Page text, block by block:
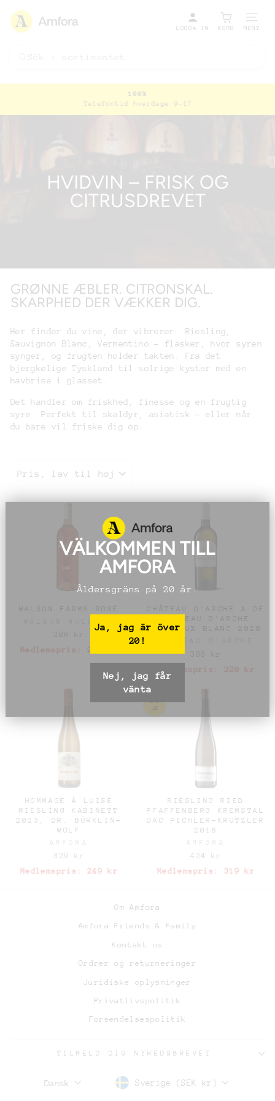
LOGGA IN KORG MENY
Pausa
100%
Telefontid hverdage 9-17
HVIDVIN – FRISK OG
CITRUSDREVET
GRØNNE ÆBLER. CITRONSKAL.
SKARPHED DER VÆKKER DIG.
Her finder du vine, der vibrerer. Riesling,
Sauvignon Blanc, Vermentino – flasker, hvor syren
synger, og frugten holder takten. Fra det
bjergkølige Tyskland til solrige kyster med en
havbrise i glasset.
Det handler om friskhed, finesse og en frugtig
syre. Perfekt til skaldyr, asiatisk – eller når
du bare vil friske dig op.
WALSON FARMS ROSÉ
Medlemspris:
239 kr
CHÂTEAU D'ARCHE A DE
CHÂTEAU D'ARCHE
BORDEAUX BLANC 2020
Medlemspris:
220 kr
HOMMAGE À LUISE
RIESLING KABINETT
2023, DR. BÜRKLIN-
WOLF
AMFORA
329 kr
Medlemspris:
249 kr
JS
RIESLING RIED
PFAFFENBERG KREMSTAL
DAC PICHLER-KRUTZLER
2018
AMFORA
424 kr
Medlemspris:
319 kr
Om Amfora
Amfora Friends & Family
Kontakt os
Ordrer og returneringer
Juridiske oplysninger
Privatlivspolitik
Forsendelsespolitik
TILMELD DIG NYHEDSBREVET
Dansk Sverige (SEK kr)
VÄLKOMMEN TILL
AMFORA
Åldersgräns på 20 år.
Ja, jag är över
20!
Nej, jag får
vänta